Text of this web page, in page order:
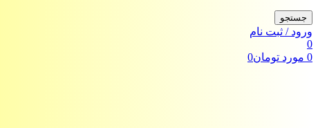
جستجو
ورود / ثبت نام
0
0 مورد تومان0